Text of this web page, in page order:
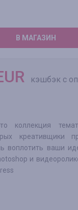
В МАГАЗИН
кэшбэк с
коллекция
креативщики
воплотить ваши
и